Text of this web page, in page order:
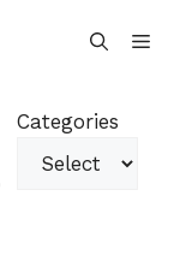
Categories